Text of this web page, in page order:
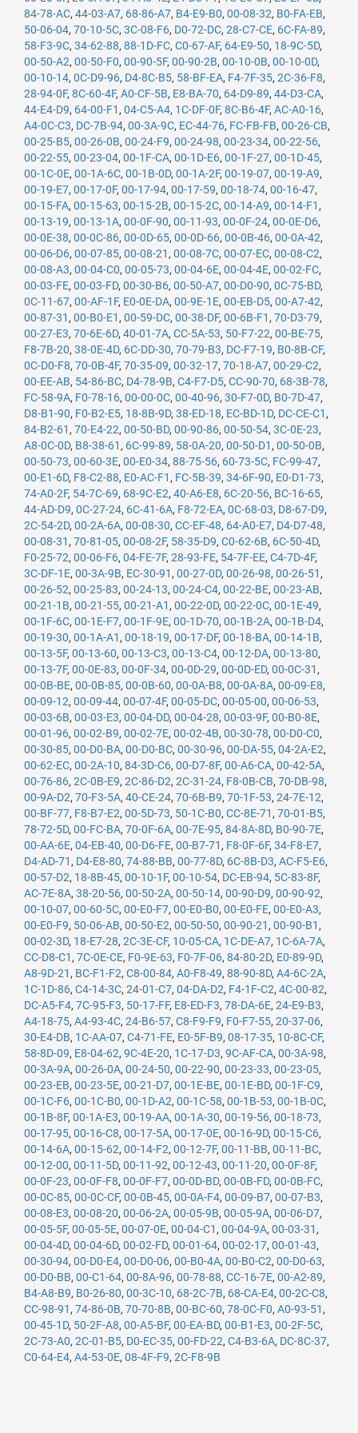
84-78-AC, 44-03-A7, 68-86-A7, B4-E9-B0, 00-08-32, B0-FA-EB,
50-06-04, 70-10-5C, 3C-08-F6, D0-72-DC, 28-C7-CE, 6C-FA-89,
58-F3-9C, 34-62-88, 88-1D-FC, C0-67-AF, 64-E9-50, 18-9C-5D,
00-50-A2, 00-50-F0, 00-90-5F, 00-90-2B, 00-10-0B, 00-10-0D,
00-10-14, 0C-D9-96, D4-8C-B5, 58-BF-EA, F4-7F-35, 2C-36-F8,
28-94-0F, 8C-60-4F, A0-CF-5B, E8-BA-70, 64-D9-89, 44-D3-CA,
44-E4-D9, 64-00-F1 , 04-C5-A4, 1C-DF-0F, 8C-B6-4F, AC-A0-16,
A4-0C-C3, DC-7B-94, 00-3A-9C, EC-44-76, FC-FB-FB, 00-26-CB,
00-25-B5, 00-26-0B, 00-24-F9, 00-24-98, 00-23-34, 00-22-56,
00-22-55, 00-23-04, 00-1F-CA, 00-1D-E6, 00-1F-27, 00-1D-45,
00-1C-0E, 00-1A-6C, 00-1B-0D, 00-1A-2F, 00-19-07, 00-19-A9,
00-19-E7, 00-17-0F, 00-17-94, 00-17-59, 00-18-74, 00-16-47,
00-15-FA, 00-15-63, 00-15-2B, 00-15-2C, 00-14-A9, 00-14-F1 ,
00-13-19, 00-13-1A, 00-0F-90, 00-11-93, 00-0F-24, 00-0E-D6,
00-0E-38, 00-0C-86, 00-0D-65, 00-0D-66, 00-0B-46, 00-0A-42,
00-06-D6, 00-07-85, 00-08-21 , 00-08-7C, 00-07-EC, 00-08-C2,
00-08-A3, 00-04-C0, 00-05-73, 00-04-6E, 00-04-4E, 00-02-FC,
00-03-FE, 00-03-FD, 00-30-B6, 00-50-A7, 00-D0-90, 0C-75-BD,
0C-11-67, 00-AF-1F, E0-0E-DA, 00-9E-1E, 00-EB-D5, 00-A7-42,
00-87-31 , 00-B0-E1 , 00-59-DC, 00-38-DF, 00-6B-F1 , 70-D3-79,
00-27-E3, 70-6E-6D, 40-01-7A, CC-5A-53, 50-F7-22, 00-BE-75,
F8-7B-20, 38-0E-4D, 6C-DD-30, 70-79-B3, DC-F7-19, B0-8B-CF,
0C-D0-F8, 70-0B-4F, 70-35-09, 00-32-17, 70-18-A7, 00-29-C2,
00-EE-AB, 54-86-BC, D4-78-9B, C4-F7-D5, CC-90-70, 68-3B-78,
FC-58-9A, F0-78-16, 00-00-0C, 00-40-96, 30-F7-0D, B0-7D-47,
D8-B1-90, F0-B2-E5, 18-8B-9D, 38-ED-18, EC-BD-1D, DC-CE-C1 ,
84-B2-61 , 70-E4-22, 00-50-BD, 00-90-86, 00-50-54, 3C-0E-23,
A8-0C-0D, B8-38-61 , 6C-99-89, 58-0A-20, 00-50-D1 , 00-50-0B,
00-50-73, 00-60-3E, 00-E0-34, 88-75-56, 60-73-5C, FC-99-47,
00-E1-6D, F8-C2-88, E0-AC-F1 , FC-5B-39, 34-6F-90, E0-D1-73,
74-A0-2F, 54-7C-69, 68-9C-E2, 40-A6-E8, 6C-20-56, BC-16-65,
44-AD-D9, 0C-27-24, 6C-41-6A, F8-72-EA, 0C-68-03, D8-67-D9,
2C-54-2D, 00-2A-6A, 00-08-30, CC-EF-48, 64-A0-E7, D4-D7-48,
00-08-31 , 70-81-05, 00-08-2F, 58-35-D9, C0-62-6B, 6C-50-4D,
F0-25-72, 00-06-F6, 04-FE-7F, 28-93-FE, 54-7F-EE, C4-7D-4F,
3C-DF-1E, 00-3A-9B, EC-30-91 , 00-27-0D, 00-26-98, 00-26-51 ,
00-26-52, 00-25-83, 00-24-13, 00-24-C4, 00-22-BE, 00-23-AB,
00-21-1B, 00-21-55, 00-21-A1 , 00-22-0D, 00-22-0C, 00-1E-49,
00-1F-6C, 00-1E-F7, 00-1F-9E, 00-1D-70, 00-1B-2A, 00-1B-D4,
00-19-30, 00-1A-A1 , 00-18-19, 00-17-DF, 00-18-BA, 00-14-1B,
00-13-5F, 00-13-60, 00-13-C3, 00-13-C4, 00-12-DA, 00-13-80,
00-13-7F, 00-0E-83, 00-0F-34, 00-0D-29, 00-0D-ED, 00-0C-31 ,
00-0B-BE, 00-0B-85, 00-0B-60, 00-0A-B8, 00-0A-8A, 00-09-E8,
00-09-12, 00-09-44, 00-07-4F, 00-05-DC, 00-05-00, 00-06-53,
00-03-6B, 00-03-E3, 00-04-DD, 00-04-28, 00-03-9F, 00-B0-8E,
00-01-96, 00-02-B9, 00-02-7E, 00-02-4B, 00-30-78, 00-D0-C0,
00-30-85, 00-D0-BA, 00-D0-BC, 00-30-96, 00-DA-55, 04-2A-E2,
00-62-EC, 00-2A-10, 84-3D-C6, 00-D7-8F, 00-A6-CA, 00-42-5A,
00-76-86, 2C-0B-E9, 2C-86-D2, 2C-31-24, F8-0B-CB, 70-DB-98,
00-9A-D2, 70-F3-5A, 40-CE-24, 70-6B-B9, 70-1F-53, 24-7E-12,
00-BF-77, F8-B7-E2, 00-5D-73, 50-1C-B0, CC-8E-71 , 70-01-B5,
78-72-5D, 00-FC-BA, 70-0F-6A, 00-7E-95, 84-8A-8D, B0-90-7E,
00-AA-6E, 04-EB-40, 00-D6-FE, 00-B7-71 , F8-0F-6F, 34-F8-E7,
D4-AD-71 , D4-E8-80, 74-88-BB, 00-77-8D, 6C-8B-D3, AC-F5-E6,
00-57-D2, 18-8B-45, 00-10-1F, 00-10-54, DC-EB-94, 5C-83-8F,
AC-7E-8A, 38-20-56, 00-50-2A, 00-50-14, 00-90-D9, 00-90-92,
00-10-07, 00-60-5C, 00-E0-F7, 00-E0-B0, 00-E0-FE, 00-E0-A3,
00-E0-F9, 50-06-AB, 00-50-E2, 00-50-50, 00-90-21 , 00-90-B1 ,
00-02-3D, 18-E7-28, 2C-3E-CF, 10-05-CA, 1C-DE-A7, 1C-6A-7A,
CC-D8-C1 , 7C-0E-CE, F0-9E-63, F0-7F-06, 84-80-2D, E0-89-9D,
A8-9D-21 , BC-F1-F2, C8-00-84, A0-F8-49, 88-90-8D, A4-6C-2A,
1C-1D-86, C4-14-3C, 24-01-C7, 04-DA-D2, F4-1F-C2, 4C-00-82,
DC-A5-F4, 7C-95-F3, 50-17-FF, E8-ED-F3, 78-DA-6E, 24-E9-B3,
A4-18-75, A4-93-4C, 24-B6-57, C8-F9-F9, F0-F7-55, 20-37-06,
30-E4-DB, 1C-AA-07, C4-71-FE, E0-5F-B9, 08-17-35, 10-8C-CF,
58-8D-09, E8-04-62, 9C-4E-20, 1C-17-D3, 9C-AF-CA, 00-3A-98,
00-3A-9A, 00-26-0A, 00-24-50, 00-22-90, 00-23-33, 00-23-05,
00-23-EB, 00-23-5E, 00-21-D7, 00-1E-BE, 00-1E-BD, 00-1F-C9,
00-1C-F6, 00-1C-B0, 00-1D-A2, 00-1C-58, 00-1B-53, 00-1B-0C,
00-1B-8F, 00-1A-E3, 00-19-AA, 00-1A-30, 00-19-56, 00-18-73,
00-17-95, 00-16-C8, 00-17-5A, 00-17-0E, 00-16-9D, 00-15-C6,
00-14-6A, 00-15-62, 00-14-F2, 00-12-7F, 00-11-BB, 00-11-BC,
00-12-00, 00-11-5D, 00-11-92, 00-12-43, 00-11-20, 00-0F-8F,
00-0F-23, 00-0F-F8, 00-0F-F7, 00-0D-BD, 00-0B-FD, 00-0B-FC,
00-0C-85, 00-0C-CF, 00-0B-45, 00-0A-F4, 00-09-B7, 00-07-B3,
00-08-E3, 00-08-20, 00-06-2A, 00-05-9B, 00-05-9A, 00-06-D7,
00-05-5F, 00-05-5E, 00-07-0E, 00-04-C1 , 00-04-9A, 00-03-31 ,
00-04-4D, 00-04-6D, 00-02-FD, 00-01-64, 00-02-17, 00-01-43,
00-30-94, 00-D0-E4, 00-D0-06, 00-B0-4A, 00-B0-C2, 00-D0-63,
00-D0-BB, 00-C1-64, 00-8A-96, 00-78-88, CC-16-7E, 00-A2-89,
B4-A8-B9, B0-26-80, 00-3C-10, 68-2C-7B, 68-CA-E4, 00-2C-C8,
CC-98-91 , 74-86-0B, 70-70-8B, 00-BC-60, 78-0C-F0, A0-93-51 ,
00-45-1D, 50-2F-A8, 00-A5-BF, 00-EA-BD, 00-B1-E3, 00-2F-5C,
2C-73-A0, 2C-01-B5, D0-EC-35, 00-FD-22, C4-B3-6A, DC-8C-37,
C0-64-E4, A4-53-0E, 08-4F-F9, 2C-F8-9B